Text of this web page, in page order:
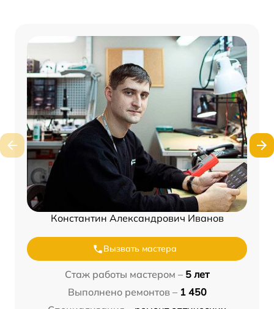
Константин Александрович Иванов
Вызвать мастера
Стаж работы мастером – 5 лет
Выполнено ремонтов – 1 450